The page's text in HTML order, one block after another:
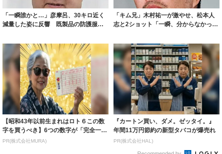
「一瞬誰かと…」彦摩呂、30キロ近く
減量した姿に反響 既製品の防護服が
「キム兄」木村祐一が激やせ、松本人
志と2ショット「一瞬、分からなかった
【昭和43年以前生まれはロト６この数
字を買うべき】6つの数字が「完全一
致」する方...
PR(株式会社MURA)
『カートン買い、ダメ。ゼッタイ。』
年間11万円節約の新型タバコが爆売れ
PR(株式会社HAL)